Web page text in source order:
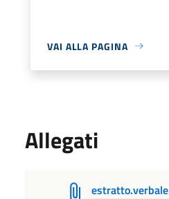
VAI ALLA PAGINA
Allegati
estratto.verbale